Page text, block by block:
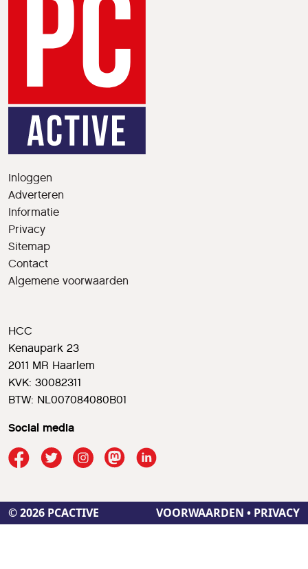
Inloggen
Adverteren
Informatie
Privacy
Sitemap
Contact
Algemene voorwaarden
HCC
Kenaupark 23
2011 MR Haarlem
KVK: 30082311
BTW: NL007084080B01
Social media
© 2026 PCACTIVE VOORWAARDEN • PRIVACY